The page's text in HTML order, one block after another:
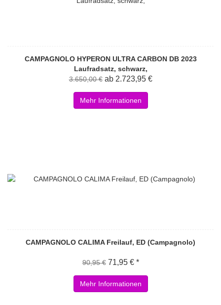
CAMPAGNOLO HYPERON ULTRA CARBON DB 2023
Laufradsatz, schwarz,
3.650,00 € ab 2.723,95 €
Mehr Informationen
CAMPAGNOLO CALIMA Freilauf, ED (Campagnolo)
90,95 € 71,95 € *
Mehr Informationen